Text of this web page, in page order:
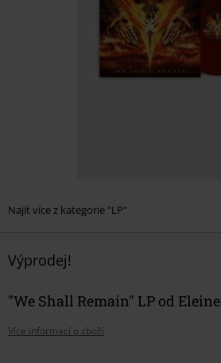
Najít více z kategorie "LP"
Výprodej!
"We Shall Remain" LP od Eleine
Více informací o zboží